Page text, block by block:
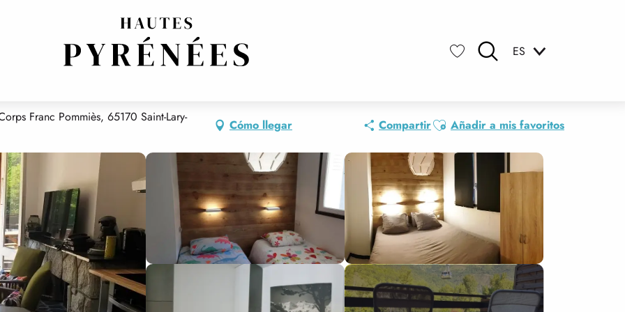
ES
PIC LUMIERE
Franc Pommiès, 65170 Saint-Lary-
Cómo llegar CompartirAjouter aux favoris
Añadir a mis favoritos